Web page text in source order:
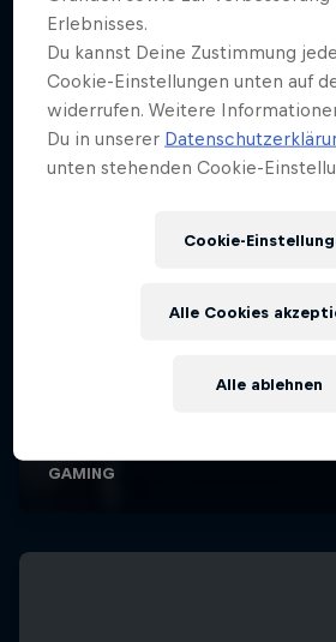
Erlebnisses.
Du kannst Deine Zustimmung
Cookie-Einstellungen unten auf
widerrufen. Weitere
Du in unserer
unten stehenden Cookie-
Cookie-
Alle ablehnen
Alle Cookies